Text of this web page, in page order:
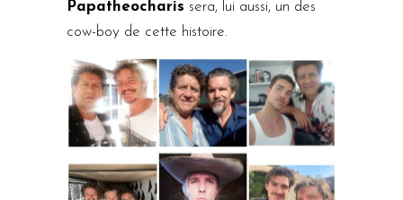
Papatheocharis sera, lui aussi, un des
cow-boy de cette histoire.